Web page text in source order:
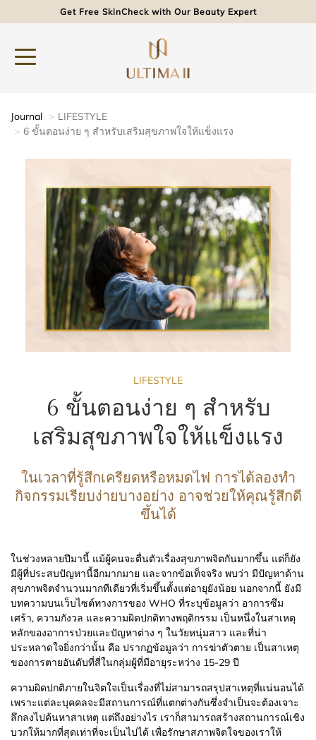
Get Free SkinCheck with Our Beauty Expert
Journal
LIFESTYLE
6 ขั้นตอนง่าย ๆ สำหรับเสริมสุขภาพใจให้แข็งแรง
LIFESTYLE
6 ขั้นตอนง่าย ๆ สำหรับ
เสริมสุขภาพใจให้แข็งแรง
ในเวลาที่รู้สึกเครียดหรือหมดไฟ การได้ลองทำ
กิจกรรมเรียบง่ายบางอย่าง อาจช่วยให้คุณรู้สึกดี
ขึ้นได้
ในช่วงหลายปีมานี้ แม้ผู้คนจะตื่นตัวเรื่องสุขภาพจิตกันมากขึ้น แต่ก็ยัง
มีผู้ที่ประสบปัญหานี้อีกมากมาย และจากข้อเท็จจริง พบว่า มีปัญหาด้าน
สุขภาพจิตจำนวนมากทีเดียวที่เริ่มขึ้นตั้งแต่อายุยังน้อย นอกจากนี้ ยังมี
บทความบนเว็บไซต์ทางการของ WHO ที่ระบุข้อมูลว่า อาการซึม
เศร้า, ความกังวล และความผิดปกติทางพฤติกรรม เป็นหนึ่งในสาเหตุ
หลักของอาการป่วยและปัญหาต่าง ๆ ในวัยหนุ่มสาว และที่น่า
ประหลาดใจยิ่งกว่านั้น คือ ปรากฏข้อมูลว่า การฆ่าตัวตาย เป็นสาเหตุ
ของการตายอันดับที่สี่ในกลุ่มผู้ที่มีอายุระหว่าง 15-29 ปี
ความผิดปกติภายในจิตใจเป็นเรื่องที่ไม่สามารถสรุปสาเหตุที่แน่นอนได้
เพราะแต่ละบุคคลจะมีสถานการณ์ที่แตกต่างกันซึ่งจำเป็นจะต้องเจาะ
ลึกลงไปค้นหาสาเหตุ แต่ถึงอย่างไร เราก็สามารถสร้างสถานการณ์เชิง
บวกให้มากที่สุดเท่าที่จะเป็นไปได้ เพื่อรักษาสภาพจิตใจของเราให้